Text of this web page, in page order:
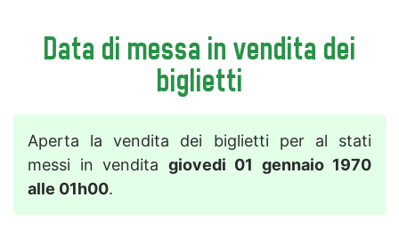
Data di messa in vendita dei
biglietti
Aperta la vendita dei biglietti per al stati
messi in vendita giovedi 01 gennaio 1970
alle 01h00.